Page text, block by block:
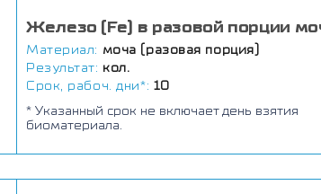
Железо (Fe) в разовой порции
Материал: моча (разовая порция)
Результат: кол.
Срок, рабоч. дни*: 10
* Указанный срок не включает день взятия
биоматериала.